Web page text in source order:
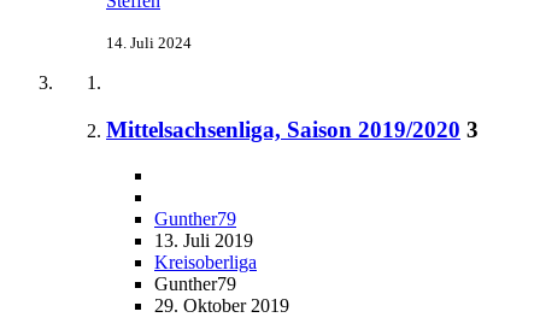
14. Juli 2024
Mittelsachsenliga, Saison 2019/2020 3
Gunther79
13. Juli 2019
Kreisoberliga
Gunther79
29. Oktober 2019